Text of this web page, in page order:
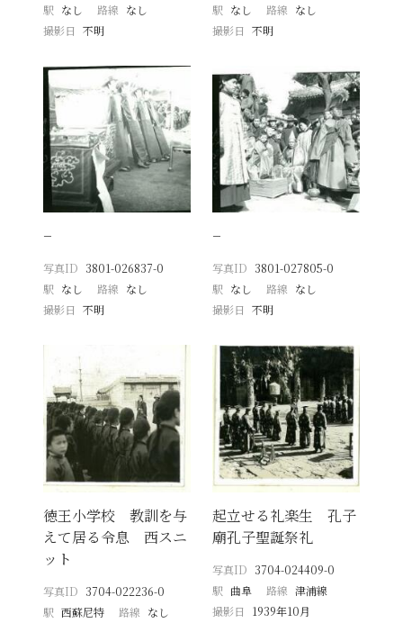
駅 なし 路線 なし
撮影日
不明
駅 なし 路線 なし
撮影日 不明
−
写真ID 3801-026837-0
駅 なし 路線 なし
撮影日
不明
−
写真ID 3801-027805-0
駅 なし 路線 なし
撮影日 不明
徳王小学校 教訓を与
えて居る令息 西スニ
ット
写真ID 3704-022236-0
駅 西蘇尼特 路線 なし
起立せる礼楽生 孔子
廟孔子聖誕祭礼
写真ID 3704-024409-0
駅 曲阜 路線 津浦線
撮影日
1939年10月